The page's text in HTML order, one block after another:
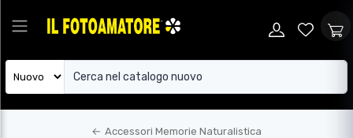
← Accessori Memorie Naturalistica